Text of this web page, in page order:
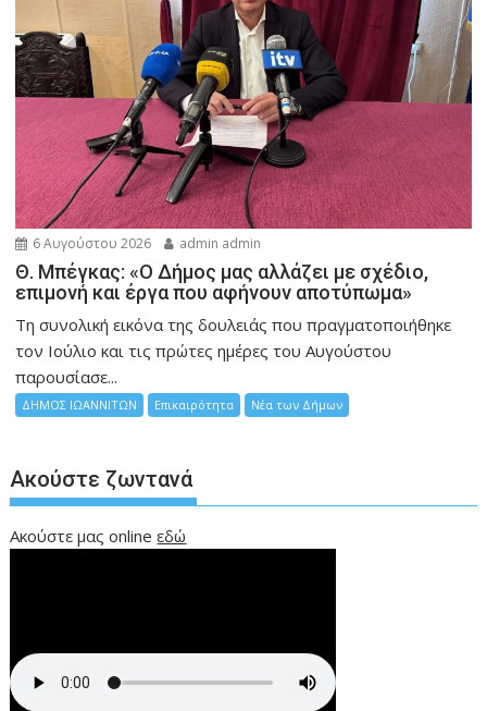
6 Αυγούστου 2026 admin admin
Θ. Μπέγκας: «Ο Δήμος μας αλλάζει με σχέδιο,
επιμονή και έργα που αφήνουν αποτύπωμα»
Τη συνολική εικόνα της δουλειάς που πραγματοποιήθηκε
τον Ιούλιο και τις πρώτες ημέρες του Αυγούστου
παρουσίασε...
ΔΗΜΟΣ ΙΩΑΝΝΙΤΩΝ Επικαιρότητα Νέα των Δήμων
Ακούστε ζωντανά
Ακούστε μας onlineεδώ